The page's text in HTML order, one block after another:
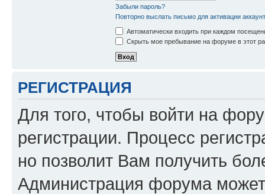
Забыли пароль?
Повторно выслать письмо для активации
Автоматически входить при каждом
Скрыть мое пребывание на форуме в этот
РЕГИСТРАЦИЯ
Для того, чтобы войти на
регистрации. Процесс
но позволит Вам получить
Администрация форума может